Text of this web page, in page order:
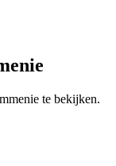
te bekijken.